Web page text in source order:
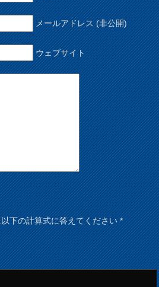
メールアドレス (非公開)
ウェブサイト
下の計算式に答えてください*